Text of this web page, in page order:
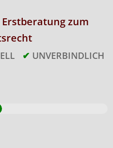
Erstberatung zum
✔ UNVERBINDLICH